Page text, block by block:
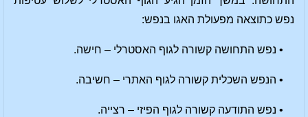
נפש כתוצאה מפעולת האגו בנפש:
• נפש התחושה קשורה לגוף האסטרלי – חישה.
• הנפש השכלית קשורה לגוף האתרי – חשיבה.
• נפש התודעה קשורה לגוף הפיזי – רצייה.